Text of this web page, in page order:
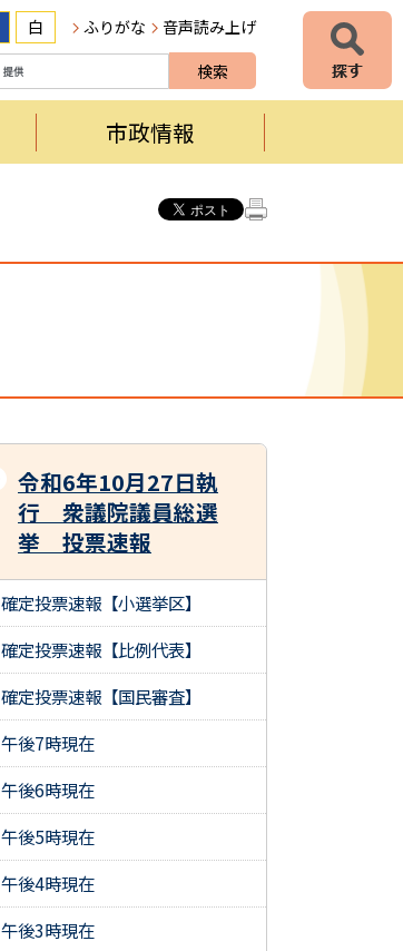
白 ふりがな 音声読み上げ
市政情報
令和6年10月27日執
行 衆議院議員総選
挙 投票速報
確定投票速報【小選挙区】
確定投票速報【比例代表】
確定投票速報【国民審査】
午後7時現在
午後6時現在
午後5時現在
午後4時現在
午後3時現在